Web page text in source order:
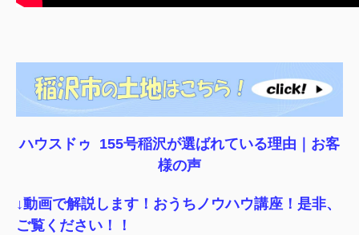
ハウスドゥ 155号稲沢が選ばれている理由｜ お客
様の声
↓動画で解説します！おうちノウハウ講座！是非、
ご覧ください！！